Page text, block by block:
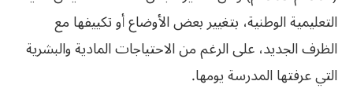
التعليمية الوطنية، بتغيير بعض الأوضاع أو تكييفها مع
الظرف الجديد، على الرغم من الاحتياجات المادية والبشرية
التي عرفتها المدرسة يومها.